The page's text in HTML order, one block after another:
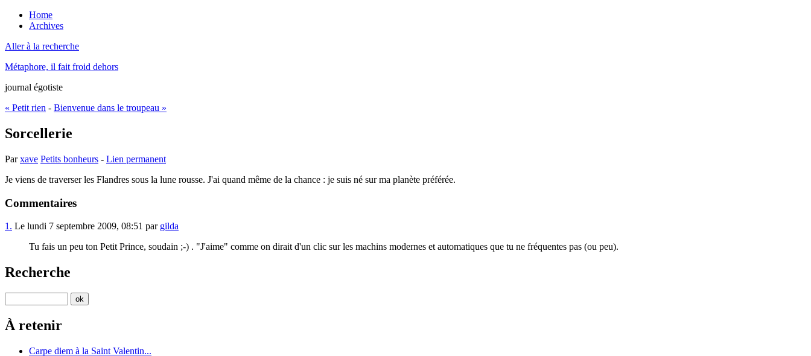
Home
Archives
Aller à la recherche
Métaphore, il fait froid dehors
journal égotiste
« Petit rien - Bienvenue dans le troupeau »
Sorcellerie
Parxave Petits bonheurs - Lien permanent
Je viens de traverser les Flandres sous la lune rousse. J'ai quand même de la chance : je suis né sur ma planète préférée.
Commentaires
1. Le lundi 7 septembre 2009, 08:51 par gilda
Tu fais un peu ton Petit Prince, soudain ;-) . "J'aime" comme on dirait d'un clic sur les machins modernes et automatiques que tu ne fréquentes pas (ou peu).
Recherche
À retenir
Carpe diem à la Saint Valentin...